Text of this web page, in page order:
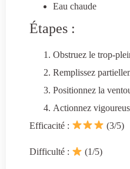
Eau chaude
Étapes :
Obstruez le trop-
Remplissez
Positionnez la
Actionnez
Efficacité :
(3/5)
Difficulté : (1/5)